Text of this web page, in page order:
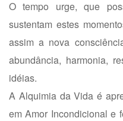
O tempo urge, que
sustentam estes
assim a nova
abundância, harmonia,
idéias.
A Alquimia da Vida é
em Amor Incondicional e